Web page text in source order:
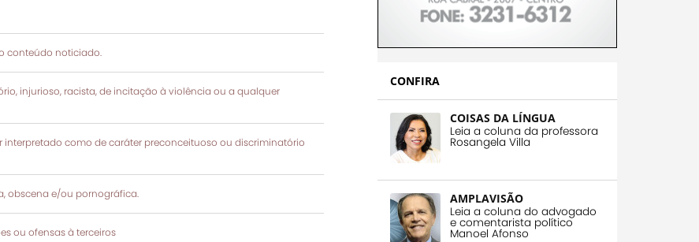
conteúdo noticiado.
injurioso, racista, de incitação à violência ou a qualquer
interpretado como de caráter preconceituoso ou discriminatório
obscena e/ou pornográfica.
ou ofensas à terceiros
CONFIRA
COISAS DA LÍNGUA
Leia a coluna da professora
Rosangela Villa
AMPLAVISÃO
Leia a coluna do advogado
e comentarista político
Manoel Afonso